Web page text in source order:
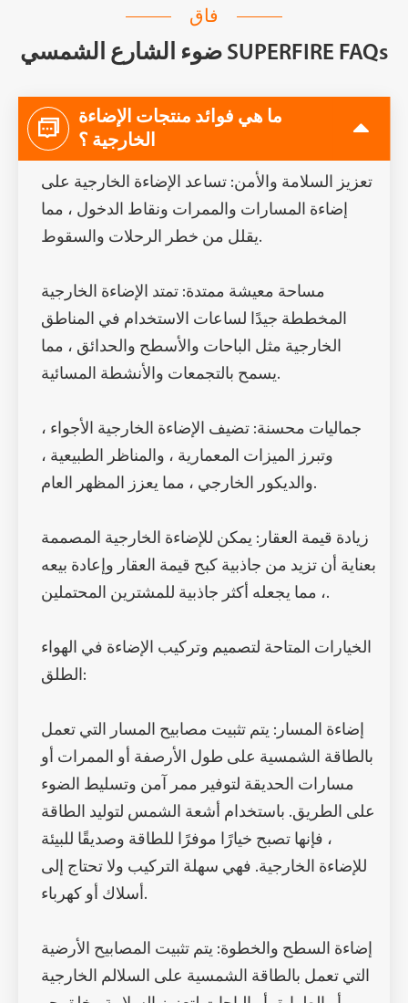
فاق
ضوء الشارع الشمسي SUPERFIRE FAQs

ما هي فوائد منتجات الإضاءة
الخارجية ؟
تعزيز السلامة والأمن: تساعد الإضاءة الخارجية على
إضاءة المسارات والممرات ونقاط الدخول ، مما
يقلل من خطر الرحلات والسقوط.
مساحة معيشة ممتدة: تمتد الإضاءة الخارجية
المخططة جيدًا لساعات الاستخدام في المناطق
الخارجية مثل الباحات والأسطح والحدائق ، مما
يسمح بالتجمعات والأنشطة المسائية.
جماليات محسنة: تضيف الإضاءة الخارجية الأجواء ،
وتبرز الميزات المعمارية ، والمناظر الطبيعية ،
والديكور الخارجي ، مما يعزز المظهر العام.
زيادة قيمة العقار: يمكن للإضاءة الخارجية المصممة
بعناية أن تزيد من جاذبية كبح قيمة العقار وإعادة بيعه
، مما يجعله أكثر جاذبية للمشترين المحتملين.
الخيارات المتاحة لتصميم وتركيب الإضاءة في الهواء
الطلق:
إضاءة المسار: يتم تثبيت مصابيح المسار التي تعمل
بالطاقة الشمسية على طول الأرصفة أو الممرات أو
مسارات الحديقة لتوفير ممر آمن وتسليط الضوء
على الطريق. باستخدام أشعة الشمس لتوليد الطاقة
، فإنها تصبح خيارًا موفرًا للطاقة وصديقًا للبيئة
للإضاءة الخارجية. فهي سهلة التركيب ولا تحتاج إلى
أسلاك أو كهرباء.
إضاءة السطح والخطوة: يتم تثبيت المصابيح الأرضية
التي تعمل بالطاقة الشمسية على السلالم الخارجية